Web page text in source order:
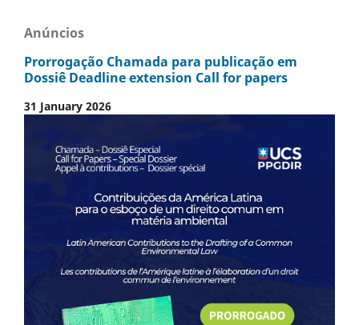
Anúncios
Prorrogação Chamada para publicação em
Dossiê Deadline extension Call for papers
31 January 2026